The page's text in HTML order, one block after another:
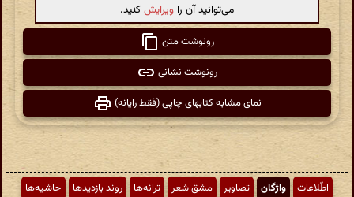
می‌توانید آن را ویرایشکنید.
رونوشت متن
رونوشت نشانی
نمای مشابه کتابهای چاپی (فقط رایانه)
اطّلاعات واژگان تصاویر مشق شعر ترانه‌ها روند بازدیدها حاشیه‌ها